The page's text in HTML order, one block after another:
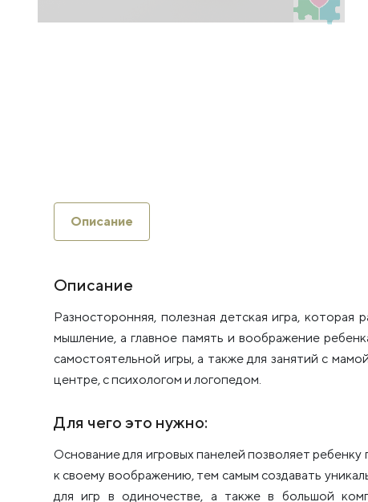
Описание
Описание
Разносторонняя, полезная детская игра, которая
мышление, а главное память и воображение
самостоятельной игры, а также для занятий с
центре, с психологом и логопедом.
Для чего это нужно:
Основание для игровых панелей позволяет ребенку
к своему воображению, тем самым создавать
для игр в одиночестве, а также в большой